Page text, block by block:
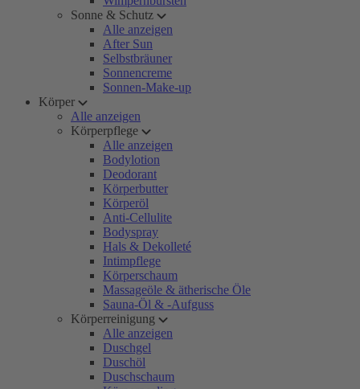
Sonne & Schutz
Alle anzeigen
After Sun
Selbstbräuner
Sonnencreme
Sonnen-Make-up
Körper
Alle anzeigen
Körperpflege
Alle anzeigen
Bodylotion
Deodorant
Körperbutter
Körperöl
Anti-Cellulite
Bodyspray
Hals & Dekolleté
Intimpflege
Körperschaum
Massageöle & ätherische Öle
Sauna-Öl & -Aufguss
Körperreinigung
Alle anzeigen
Duschgel
Duschöl
Duschschaum